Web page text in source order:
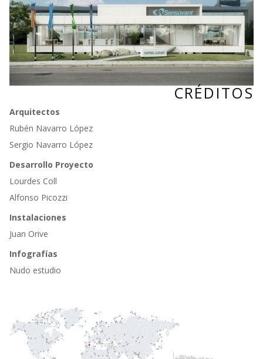
CRÉDITOS
Arquitectos
Rubén Navarro López
Sergio Navarro López
Desarrollo Proyecto
Lourdes Coll
Alfonso Picozzi
Instalaciones
Juan Orive
Infografías
Nudo estudio